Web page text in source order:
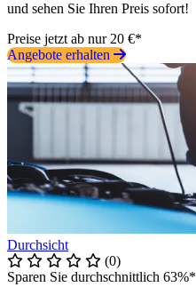
und sehen Sie Ihren Preis sofort!
Preise jetzt ab nur 20 €*
Angebote erhalten
Durchsicht
(0)
Sparen Sie durchschnittlich 63%*